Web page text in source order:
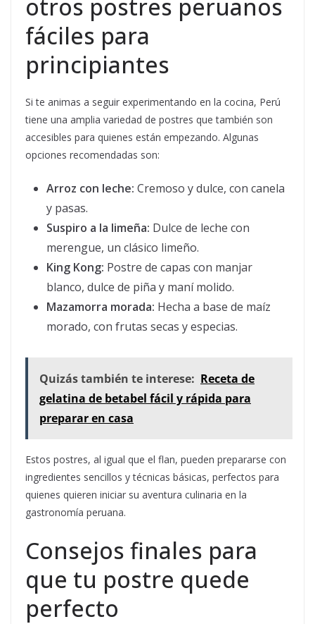
otros postres peruanos
fáciles para
principiantes
Si te animas a seguir experimentando en la cocina, Perú
tiene una amplia variedad de postres que también son
accesibles para quienes están empezando. Algunas
opciones recomendadas son:
Arroz con leche: Cremoso y dulce, con canela
y pasas.
Suspiro a la limeña: Dulce de leche con
merengue, un clásico limeño.
King Kong: Postre de capas con manjar
blanco, dulce de piña y maní molido.
Mazamorra morada: Hecha a base de maíz
morado, con frutas secas y especias.
Quizás también te interese: Receta de
gelatina de betabel fácil y rápida para
preparar en casa
Estos postres, al igual que el flan, pueden prepararse con
ingredientes sencillos y técnicas básicas, perfectos para
quienes quieren iniciar su aventura culinaria en la
gastronomía peruana.
Consejos finales para
que tu postre quede
perfecto